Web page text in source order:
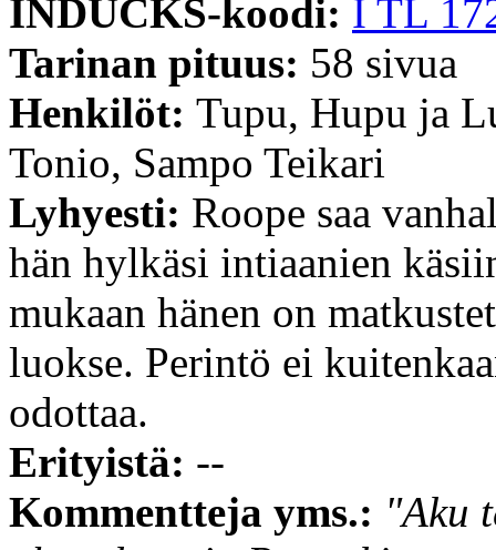
INDUCKS-koodi: I TL
Tarinan pituus: 58 sivua
Henkilöt: Tupu, Hupu ja
Tonio, Sampo Teikari
Lyhyesti: Roope saa
hän hylkäsi intiaanien
mukaan hänen on
luokse. Perintö ei
odottaa.
Erityistä: --
Kommentteja yms.: "Aku